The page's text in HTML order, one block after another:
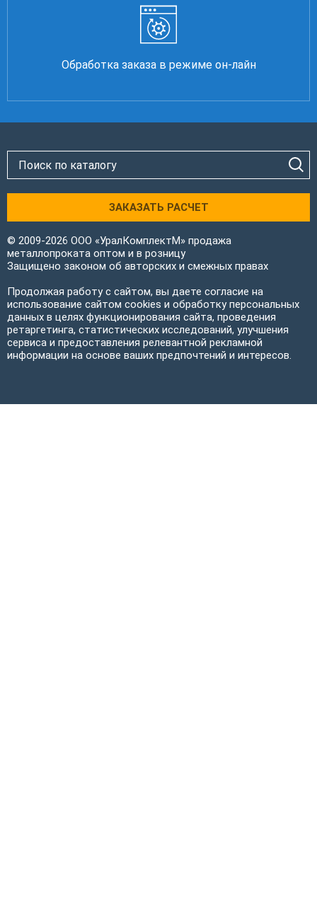
Обработка заказа в режиме он-лайн
ЗАКАЗАТЬ РАСЧЕТ
© 2009-2026 ООО «УралКомплектМ» продажа
металлопроката оптом и в розницу
Защищено законом об авторских и смежных правах
Продолжая работу с сайтом, вы даете согласие на
использование сайтом cookies и обработку персональных
данных в целях функционирования сайта, проведения
ретаргетинга, статистических исследований, улучшения
сервиса и предоставления релевантной рекламной
информации на основе ваших предпочтений и интересов.